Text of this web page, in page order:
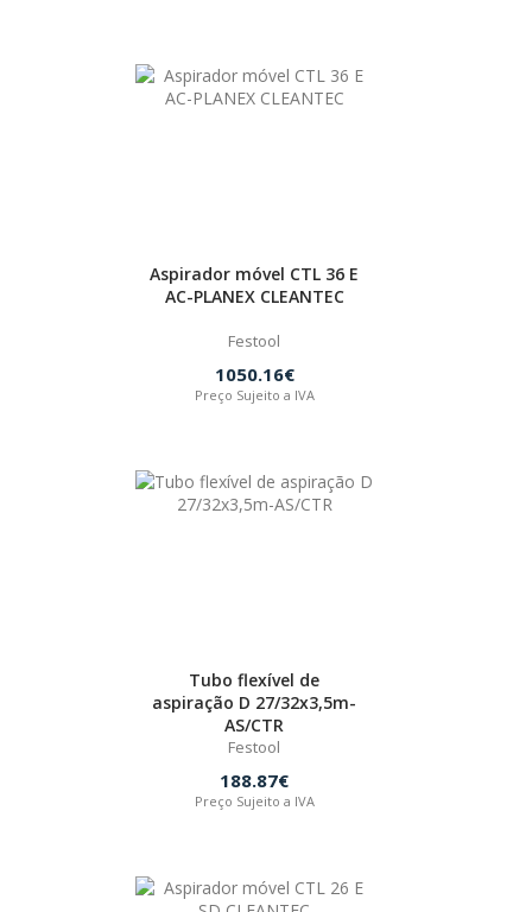
Aspirador móvel CTL 36 E
AC-PLANEX CLEANTEC
Festool
1050.16€
Preço Sujeito a IVA
Tubo flexível de
aspiração D 27/32x3,5m-
AS/CTR
Festool
188.87€
Preço Sujeito a IVA